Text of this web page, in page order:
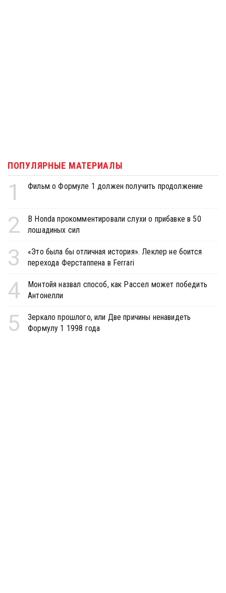
ПОПУЛЯРНЫЕ МАТЕРИАЛЫ
1 Фильм о Формуле 1 должен получить продолжение
2
В Honda прокомментировали слухи о прибавке в 50
лошадиных сил
3
«Это была бы отличная история». Леклер не боится
перехода Ферстаппена в Ferrari
4
Монтойя назвал способ, как Рассел может победить
Антонелли
5
Зеркало прошлого, или Две причины ненавидеть
Формулу 1 1998 года